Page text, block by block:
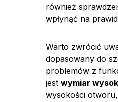
również
wpłynąć na
Warto zwrócić
dopasowany do
problemów z
jest wymiar
wysokości